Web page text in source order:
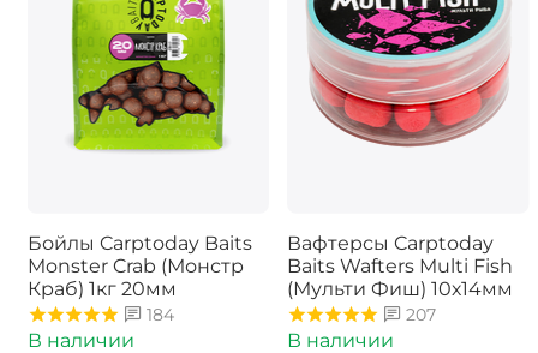
Бойлы Carptoday Baits
Monster Crab (Монстр
Краб) 1кг 20мм
184
В наличии
Вафтерсы Carptoday
Baits Wafters Multi Fish
(Мульти Фиш) 10х14мм
207
В наличии